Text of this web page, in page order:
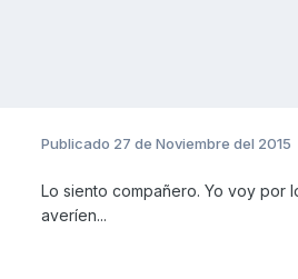
Publicado 27 de Noviembre del 2015
Lo siento compañero. Yo voy por
averíen...